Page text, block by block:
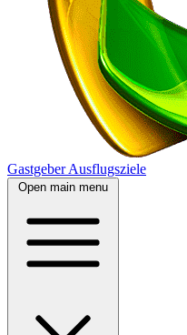
GastgeberAusflugsziele
Open main menu